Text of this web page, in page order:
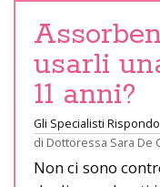
usarli
11 anni?
Gli Specialisti
di Dottoressa Sara De
Non ci sono